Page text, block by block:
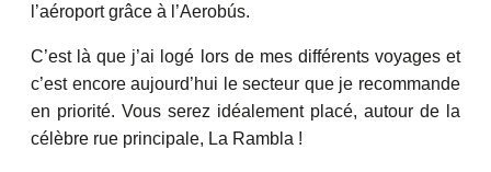
l’aéroport grâce à l’Aerobús.
C’est là que j’ai logé lors de mes différents voyages et
c’est encore aujourd’hui le secteur que je recommande
en priorité. Vous serez idéalement placé, autour de la
célèbre rue principale, La Rambla !